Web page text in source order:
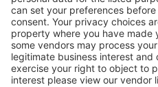
Bespaar meer
Reisaanbiedingen en
geregistreerde gebruikers.
Accommodaties die u